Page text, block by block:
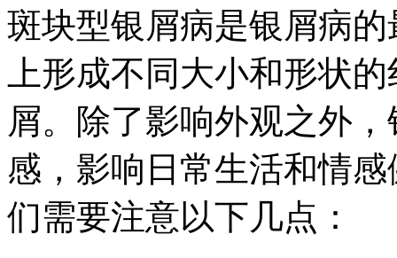
斑块型银屑病是银屑病
上形成不同大小和形状
屑。除了影响外观之外
感，影响日常生活和情
们需要注意以下几点：